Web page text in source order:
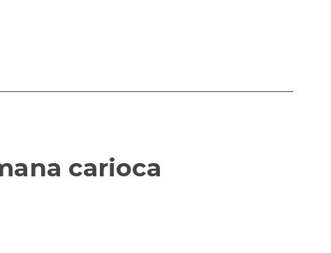
carioca